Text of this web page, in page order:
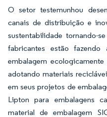
O setor testemunhou
canais de distribuição e
sustentabilidade tornando-
fabricantes estão
embalagem
adotando materiais
em seus projetos de
Lipton para embalagens
material de embalagem